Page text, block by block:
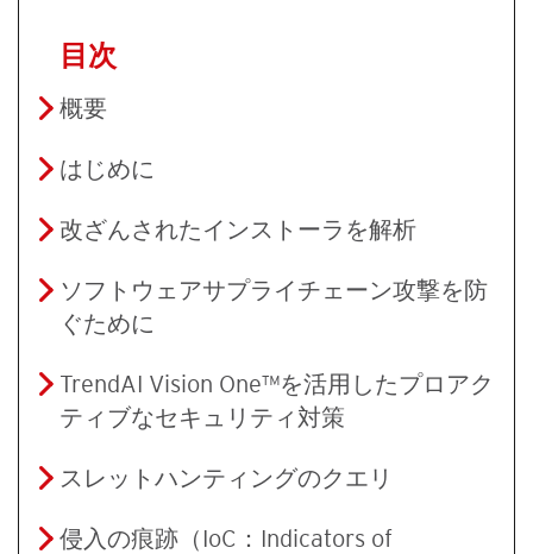
目次
概要
はじめに
改ざんされたインストーラを解析
ソフトウェアサプライチェーン攻撃を防
ぐために
TrendAI Vision One™を活用したプロアク
ティブなセキュリティ対策
スレットハンティングのクエリ
侵入の痕跡（IoC：Indicators of